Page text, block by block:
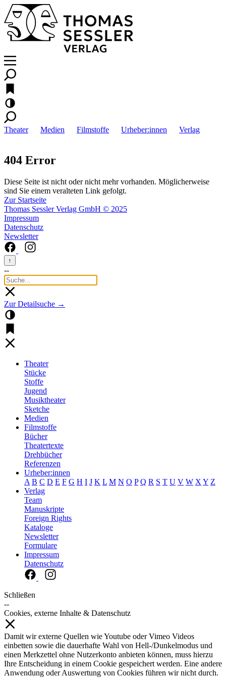
Theater Medien Filmstoffe Urheber:innen Verlag
404 Error
Diese Seite ist nicht oder nicht mehr vorhanden. Möglicherweise
sind Sie einem veralteten Link gefolgt.
Zur Startseite
Thomas Sessler Verlag GmbH © 2025
Impressum
Datenschutz
Newsletter
↑
--
Zur Detailsuche →
Theater
Stücke
Stoffe
Jugend
Musiktheater
Sketche
Medien
Filmstoffe
Bücher
Theatertexte
Drehbücher
Referenzen
Urheber:innen
A B C D E F G H I J K L M N O P Q R S T U V W X Y Z
Verlag
Team
Manuskripte
Foreign Rights
Kataloge
Newsletter
Formulare
Impressum
Datenschutz
Schließen
--
Cookies, externe Inhalte & Datenschutz
Damit wir externe Quellen wie Youtube oder Vimeo Videos
einbetten sowie die dauerhafte Wahl von Hell-/Dunkelmodus und
einen Merkzettel ohne Nutzerkonto anbieten können, muss hierzu
Ihre Entscheidung in einem Cookie gespeichert werden. Eine andere
Anwendung oder Auswertung von Cookies führen wir nicht durch.